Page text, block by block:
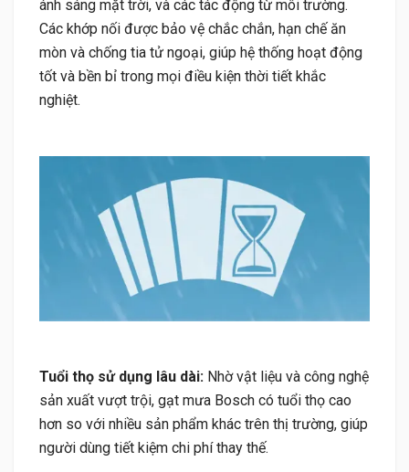
ánh sáng mặt trời, và các tác động từ môi trường.
Các khớp nối được bảo vệ chắc chắn, hạn chế ăn
mòn và chống tia tử ngoại, giúp hệ thống hoạt động
tốt và bền bỉ trong mọi điều kiện thời tiết khắc
nghiệt.
Tuổi thọ sử dụng lâu dài: Nhờ vật liệu và công nghệ
sản xuất vượt trội, gạt mưa Bosch có tuổi thọ cao
hơn so với nhiều sản phẩm khác trên thị trường, giúp
người dùng tiết kiệm chi phí thay thế.